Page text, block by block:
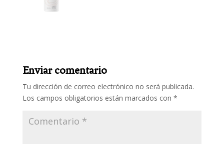
Enviar comentario
Tu dirección de correo electrónico no será publicada.
Los campos obligatorios están marcados con *